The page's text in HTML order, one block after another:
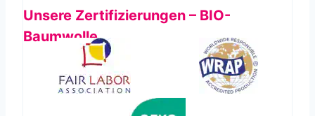
Unsere Zertifizierungen – BIO-
Baumwolle